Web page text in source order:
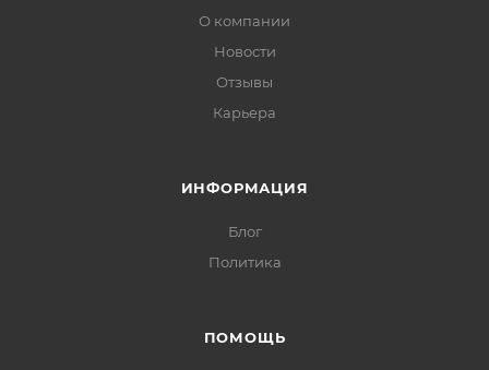
О компании
Новости
Отзывы
Карьера
ИНФОРМАЦИЯ
Блог
Политика
ПОМОЩЬ